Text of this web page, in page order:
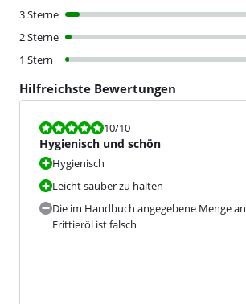
3 Sterne
2 Sterne
1 Stern
Hilfreichste Bewertungen
Bewertet mit 10 von 10.
10/10
Hygienisch und schön
Hygienisch
Leicht sauber zu halten
Die im Handbuch angegebene Menge an
Frittieröl ist falsch